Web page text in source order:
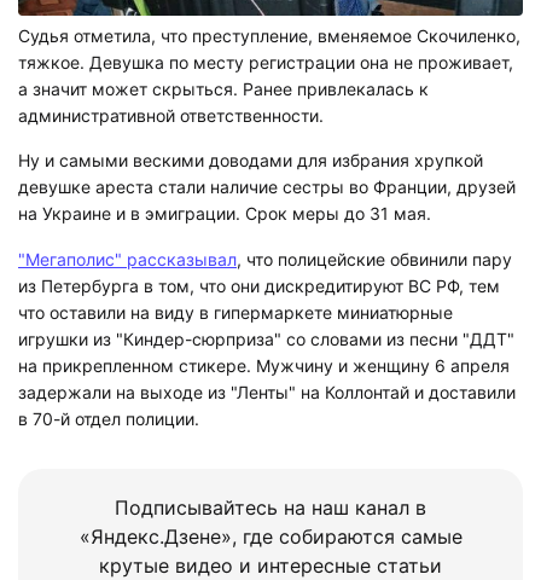
Судья отметила, что преступление, вменяемое Скочиленко,
тяжкое. Девушка по месту регистрации она не проживает,
а значит может скрыться. Ранее привлекалась к
административной ответственности.
Ну и самыми вескими доводами для избрания хрупкой
девушке ареста стали наличие сестры во Франции, друзей
на Украине и в эмиграции. Срок меры до 31 мая.
"Мегаполис" рассказывал, что полицейские обвинили пару
из Петербурга в том, что они дискредитируют ВС РФ, тем
что оставили на виду в гипермаркете миниатюрные
игрушки из "Киндер-сюрприза" со словами из песни "ДДТ"
на прикрепленном стикере. Мужчину и женщину 6 апреля
задержали на выходе из "Ленты" на Коллонтай и доставили
в 70-й отдел полиции.
Подписывайтесь на наш канал в
«Яндекс.Дзене», где собираются самые
крутые видео и интересные статьи